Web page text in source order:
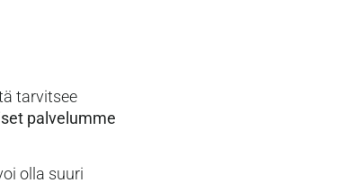
tarvitsee
palvelumme
olla suuri